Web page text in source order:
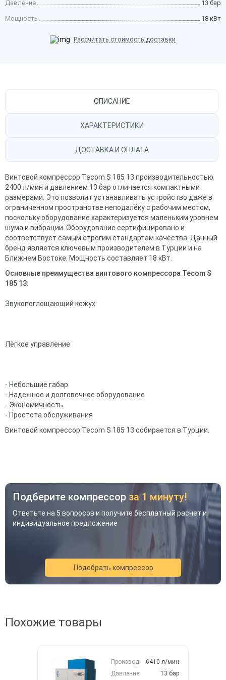
Давление 13 бар
Мощность 18 кВт
Рассчитать стоимость доставки
ОПИСАНИЕ
ХАРАКТЕРИСТИКИ
ДОСТАВКА И ОПЛАТА
Винтовой компрессор Tecom S 185 13 производительностью
2400 л/мин и давлением 13 бар отличается компактными
размерами. Это позволит устанавливать устройство даже в
ограниченном пространстве неподалёку с рабочим местом,
поскольку оборудование характеризуется маленьким уровнем
шума и вибрации. Оборудование сертифицировано и
соответствует самым строгим стандартам качества. Данный
бренд является ключевым производителем в Турции и на
Ближнем Востоке. Мощность составляет 18 кВт.
Основные преимущества винтового компрессора Tecom S
185 13:
Звукопоглощающий кожух
Лёгкое управление
- Небольшие габар
- Надежное и долговечное оборудование
- Экономичность
- Простота обслуживания
Винтовой компрессор Tecom S 185 13 собирается в Турции.
Подберите компрессор за 1 минуту!
Ответьте на 5 вопросов и получите бесплатный расчет и
индивидуальное предложение
Подобрать компрессор
Похожие товары
Производ.
6410 л/мин
Давление
13 бар